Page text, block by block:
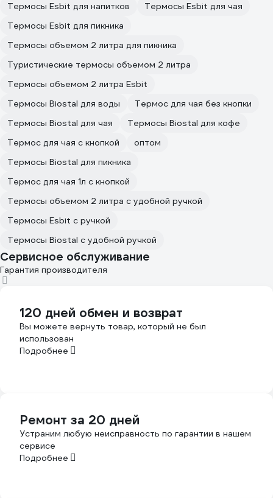
Термосы Esbit для напитков
Термосы Esbit для чая
Термосы Esbit для пикника
Термосы объемом 2 литра для пикника
Туристические термосы объемом 2 литра
Термосы объемом 2 литра Esbit
Термосы Biostal для воды
Термос для чая без кнопки
Термосы Biostal для чая
Термосы Biostal для кофе
Термос для чая с кнопкой
оптом
Термосы Biostal для пикника
Термос для чая 1л с кнопкой
Термосы объемом 2 литра с удобной ручкой
Термосы Esbit с ручкой
Термосы Biostal с удобной ручкой
Сервисное обслуживание
Гарантия производителя
120 дней обмен и возврат
Вы можете вернуть товар, который не был
использован
Подробнее
Ремонт за 20 дней
Устраним любую неисправность по гарантии в нашем
сервисе
Подробнее